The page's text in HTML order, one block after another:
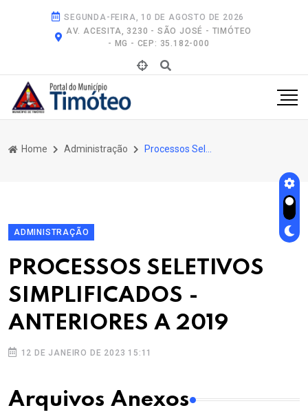
SEGUNDA-FEIRA, 10 DE AGOSTO DE 2026
AV. ACESITA, 3230 - SÃO JOSÉ - TIMÓTEO
- MG - CEP: 35.182-000
Home Administração
ADMINISTRAÇÃO
PROCESSOS SELETIVOS
SIMPLIFICADOS -
ANTERIORES A 2019
12 DE JANEIRO DE 2023 15:11
Arquivos Anexos